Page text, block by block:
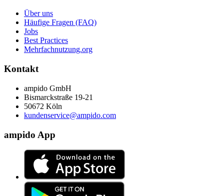
Über uns
Häufige Fragen (FAQ)
Jobs
Best Practices
Mehrfachnutzung.org
Kontakt
ampido GmbH
Bismarckstraße 19-21
50672 Köln
kundenservice@ampido.com
ampido App